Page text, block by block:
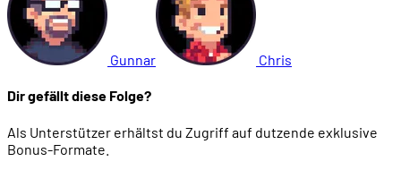
Gunnar Chris
Dir gefällt diese Folge?
Als Unterstützer erhältst du Zugriff auf dutzende exklusive
Bonus-Formate.